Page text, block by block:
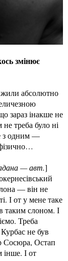
змінює
абсолютно
зараз інакше не
треба було ні
з одним —
— авт.]
— він не
І от у мене таке
таким слоном. І
Треба
Курбас не був
Сосюра, Остап
І от